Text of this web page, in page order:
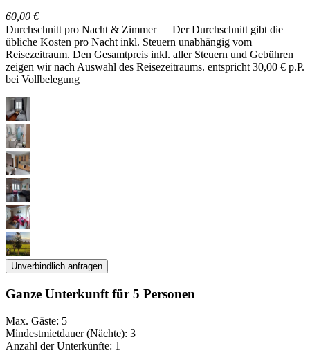
60,00 €
Durchschnitt pro Nacht & Zimmer
Der Durchschnitt gibt die
übliche Kosten pro Nacht inkl. Steuern unabhängig vom
Reisezeitraum. Den Gesamtpreis inkl. aller Steuern und Gebühren
zeigen wir nach Auswahl des Reisezeitraums. entspricht 30,00 € p.P.
bei Vollbelegung
Unverbindlich anfragen
Ganze Unterkunft für 5 Personen
Max. Gäste: 5
Mindestmietdauer (Nächte): 3
Anzahl der Unterkünfte: 1